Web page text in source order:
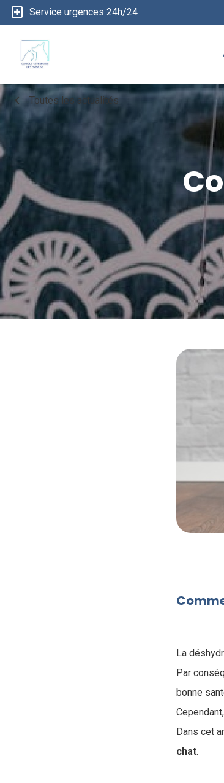
local_hospital Service urgences 24h/24
chevron_left Toutes les actualités
La
Par
bonne
Dans cet
chat.